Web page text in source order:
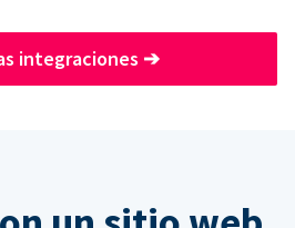
integraciones ➔